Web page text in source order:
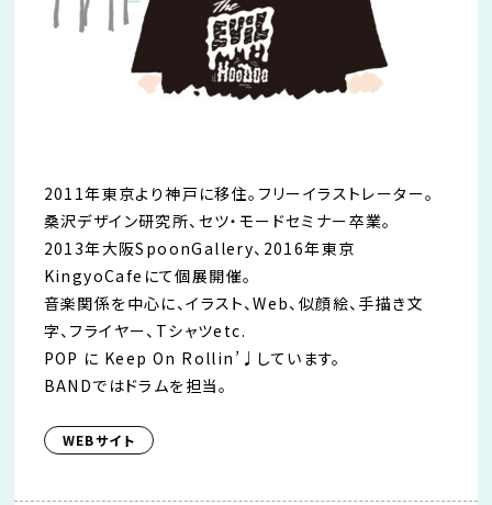
2011年東京より神戸に移住。フリーイラストレーター。
桑沢デザイン研究所、セツ・モードセミナー卒業。
2013年大阪SpoonGallery、2016年東京
KingyoCafeにて個展開催。
音楽関係を中心に、イラスト、Web、似顔絵、手描き文
字、フライヤー、Tシャツetc.
POP に Keep On Rollin’♩しています。
BANDではドラムを担当。
WEBサイト